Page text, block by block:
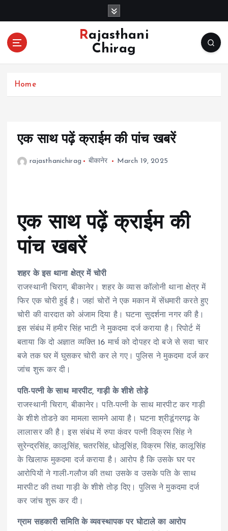
o
Rajasthani
Chirag
Home
एक साथ पढ़ें क्राईम की पांच खबरें
rajasthanichirag बीकानेर March 19, 2025
एक साथ पढ़ें क्राईम की
पांच खबरें
शहर के इस थाना क्षेत्र में चोरी
राजस्थानी चिराग, बीकानेर। शहर के व्यास कॉलोनी थाना क्षेत्र में
फिर एक चोरी हुई है। जहां चोरों ने एक मकान में सेंधमारी करते हुए
चोरी की वारदात को अंजाम दिया है। घटना सुदर्शना नगर की है।
इस संबंध में हमीर सिंह भाटी ने मुकदमा दर्ज कराया है। रिपोर्ट में
बताया कि दो अज्ञात व्यक्ति 16 मार्च को दोपहर दो बजे से सवा चार
बजे तक घर में घुसकर चोरी कर ले गए। पुलिस ने मुकदमा दर्ज कर
जांच शुरू कर दी।
पति-पत्नी के साथ मारपीट, गाड़ी के शीशे तोड़े
राजस्थानी चिराग, बीकानेर। पति-पत्नी के साथ मारपीट कर गाड़ी
के शीशे तोडऩे का मामला सामने आया है। घटना श्रीडूंगरगढ़ के
लालासर की है। इस संबंध में रुपा कंवर पत्नी विक्रम सिंह ने
सुरेन्द्रसिंह, कालूसिंह, चतरसिंह, धोलूसिंह, विक्रम सिंह, कालूसिंह
के खिलाफ मुकदमा दर्ज कराया है। आरोप है कि उसके घर पर
आरोपियों ने गाली-गलौज की तथा उसके व उसके पति के साथ
मारपीट की तथा गाड़ी के शीशे तोड़ दिए। पुलिस ने मुकदमा दर्ज
कर जांच शुरू कर दी।
ग्राम सहकारी समिति के व्यवस्थापक पर घोटाले का आरोप